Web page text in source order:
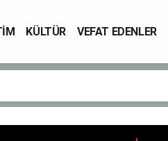
KÜLTÜR VEFAT EDENLER